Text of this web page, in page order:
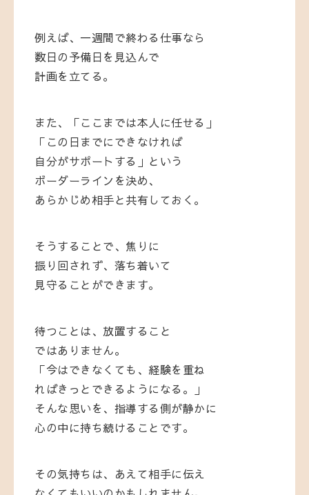
例えば、一週間で終わる仕事なら
数日の予備日を見込んで
計画を立てる。
また、「ここまでは本人に任せる」
「この日までにできなければ
自分がサポートする」という
ボーダーラインを決め、
あらかじめ相手と共有しておく。
そうすることで、焦りに
振り回されず、落ち着いて
見守ることができます。
待つことは、放置すること
ではありません。
「今はできなくても、経験を重ね
ればきっとできるようになる。」
そんな思いを、指導する側が静かに
心の中に持ち続けることです。
その気持ちは、あえて相手に伝え